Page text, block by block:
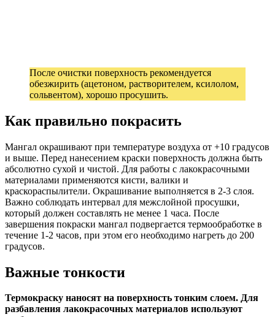
После очистки поверхность рекомендуется
обезжирить (ацетоном, растворителем, ксилолом,
сольвентом), хорошо просушить.
Как правильно покрасить
Мангал окрашивают при температуре воздуха от +10 градусов
и выше. Перед нанесением краски поверхность должна быть
абсолютно сухой и чистой. Для работы с лакокрасочными
материалами применяются кисти, валики и
краскораспылители. Окрашивание выполняется в 2-3 слоя.
Важно соблюдать интервал для межслойной просушки,
который должен составлять не менее 1 часа. После
завершения покраски мангал подвергается термообработке в
течение 1-2 часов, при этом его необходимо нагреть до 200
градусов.
Важные тонкости
Термокраску наносят на поверхность тонким слоем. Для
разбавления лакокрасочных материалов используют